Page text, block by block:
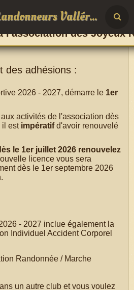
Les Joyeux Randonneurs Vallérois
l'association des Joyeux
des adhésions :
2026 - 2027, démarre le 1er
activités de l'association dès
il est impératifd'avoir renouvelé
le 1er juillet 2026 renouvelez
licence vous sera
dès le 1er septembre 2026
- 2027 inclue également la
Individuel Accident Corporel
Randonnée / Marche
un autre club et vous voulez